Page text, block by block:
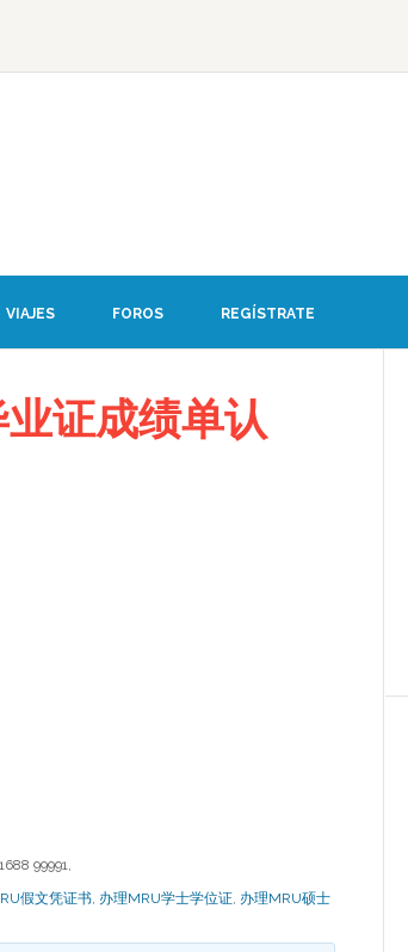
VIAJES FOROS REGÍSTRATE
证成绩单认
99991,
假文凭证书, 办理MRU学士学位证, 办理MRU硕士